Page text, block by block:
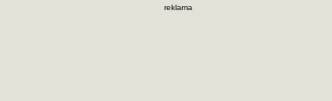
reklama